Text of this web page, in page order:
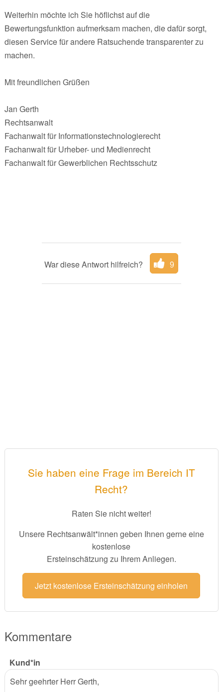
Weiterhin möchte ich Sie höflichst auf die
Bewertungsfunktion aufmerksam machen, die dafür sorgt,
diesen Service für andere Ratsuchende transparenter zu
machen.
Mit freundlichen Grüßen
Jan Gerth
Rechtsanwalt
Fachanwalt für Informationstechnologierecht
Fachanwalt für Urheber- und Medienrecht
Fachanwalt für Gewerblichen Rechtsschutz
War diese Antwort hilfreich? 9
Sie haben eine Frage im Bereich IT
Recht?
Raten Sie nicht weiter!
Unsere Rechtsanwält*innen geben Ihnen gerne eine
kostenlose
Ersteinschätzung zu Ihrem Anliegen.
Jetzt kostenlose Ersteinschätzung einholen
Kommentare
Kund*in
Sehr geehrter Herr Gerth,